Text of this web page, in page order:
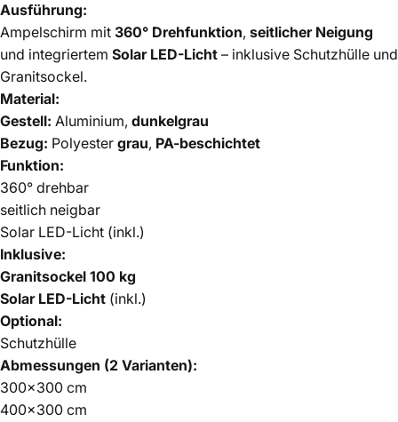
Ausführung:
Ampelschirm mit 360° Drehfunktion, seitlicher Neigung
und integriertem Solar LED-Licht – inklusive Schutzhülle und
Granitsockel.
Material:
Gestell: Aluminium, dunkelgrau
Bezug: Polyester grau, PA-beschichtet
Funktion:
360° drehbar
seitlich neigbar
Solar LED-Licht (inkl.)
Inklusive:
Granitsockel 100 kg
Solar LED-Licht (inkl.)
Optional:
Schutzhülle
Abmessungen (2 Varianten):
300×300 cm
400×300 cm